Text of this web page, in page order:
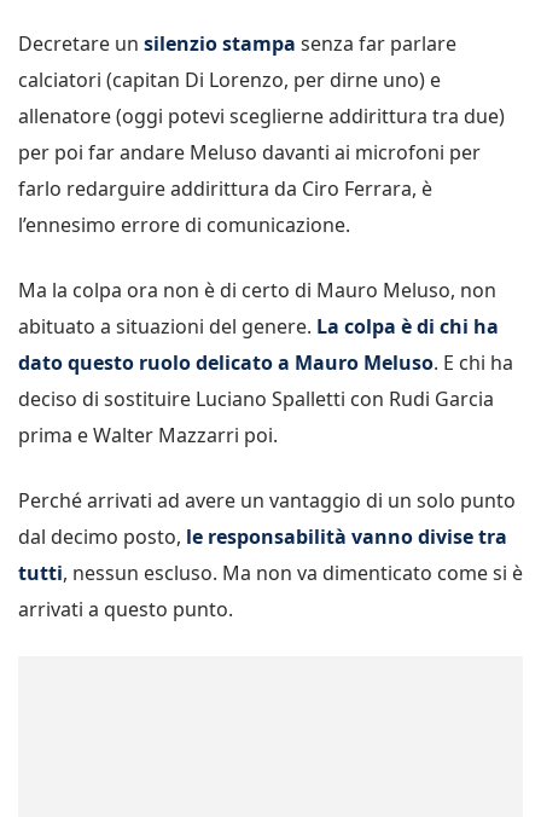
Decretare un silenzio stampa senza far parlare
calciatori (capitan Di Lorenzo, per dirne uno) e
allenatore (oggi potevi sceglierne addirittura tra due)
per poi far andare Meluso davanti ai microfoni per
farlo redarguire addirittura da Ciro Ferrara, è
l’ennesimo errore di comunicazione.
Ma la colpa ora non è di certo di Mauro Meluso, non
abituato a situazioni del genere. La colpa è di chi ha
dato questo ruolo delicato a Mauro Meluso. E chi ha
deciso di sostituire Luciano Spalletti con Rudi Garcia
prima e Walter Mazzarri poi.
Perché arrivati ad avere un vantaggio di un solo punto
dal decimo posto, le responsabilità vanno divise tra
tutti, nessun escluso. Ma non va dimenticato come si è
arrivati a questo punto.